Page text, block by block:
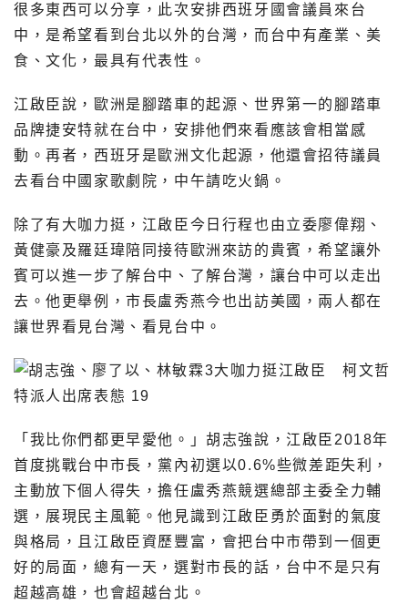
很多東西可以分享，此次安排西班牙國會議員來台
中，是希望看到台北以外的台灣，而台中有產業、美
食、文化，最具有代表性。
江啟臣說，歐洲是腳踏車的起源、世界第一的腳踏車
品牌捷安特就在台中，安排他們來看應該會相當感
動。再者，西班牙是歐洲文化起源，他還會招待議員
去看台中國家歌劇院，中午請吃火鍋。
除了有大咖力挺，江啟臣今日行程也由立委廖偉翔、
黃健豪及羅廷瑋陪同接待歐洲來訪的貴賓，希望讓外
賓可以進一步了解台中、了解台灣，讓台中可以走出
去。他更舉例，市長盧秀燕今也出訪美國，兩人都在
讓世界看見台灣、看見台中。
「我比你們都更早愛他。」胡志強說，江啟臣2018年
首度挑戰台中市長，黨內初選以0.6%些微差距失利，
主動放下個人得失，擔任盧秀燕競選總部主委全力輔
選，展現民主風範。他見識到江啟臣勇於面對的氣度
與格局，且江啟臣資歷豐富，會把台中市帶到一個更
好的局面，總有一天，選對市長的話，台中不是只有
超越高雄，也會超越台北。